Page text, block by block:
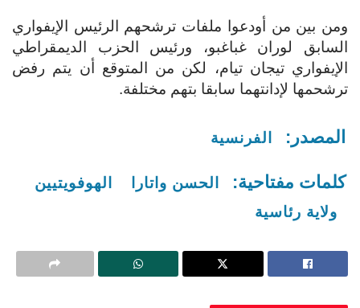
ومن بين من أودعوا ملفات ترشحهم الرئيس الإيفواري
السابق لوران غباغبو، ورئيس الحزب الديمقراطي
الإيفواري تيجان تيام، لكن من المتوقع أن يتم رفض
ترشحمها لإدانتهما سابقا بتهم مختلفة.
المصدر: الفرنسية
كلمات مفتاحية: الحسن واتارا
الهوفويتيين
ولاية رئاسية